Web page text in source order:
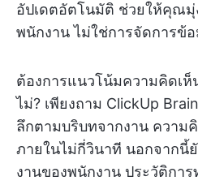
อัปเดตอัตโนมัติ ช่วยให้คุณ
พนักงาน ไม่ใช่การจัดการข้
ต้องการแนวโน้มความคิดเ
ไม่? เพียงถาม ClickUp
ลึกตามบริบทจากงาน ความ
ภายในไม่กี่วินาที นอกจากนี้
งานของพนักงาน ประวัติกา